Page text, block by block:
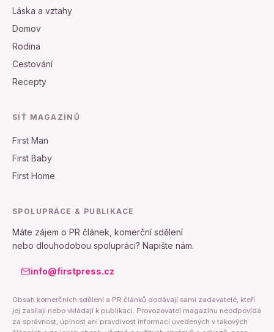
Láska a vztahy
Domov
Rodina
Cestování
Recepty
SÍŤ MAGAZÍNŮ
First Man
First Baby
First Home
SPOLUPRÁCE & PUBLIKACE
Máte zájem o PR článek, komerční sdělení
nebo dlouhodobou spolupráci? Napište nám.
info@firstpress.cz
Obsah komerčních sdělení a PR článků dodávají sami zadavatelé, kteří
jej zasílají nebo vkládají k publikaci. Provozovatel magazínu neodpovídá
za správnost, úplnost ani pravdivost informací uvedených v takových